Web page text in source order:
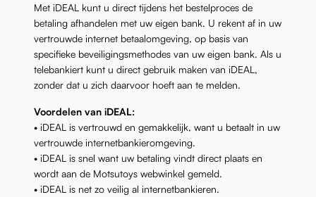
Met iDEAL kunt u direct tijdens het bestelproces de
betaling afhandelen met uw eigen bank. U rekent af in uw
vertrouwde internet betaalomgeving, op basis van
specifieke beveiligingsmethodes van uw eigen bank. Als u
telebankiert kunt u direct gebruik maken van iDEAL,
zonder dat u zich daarvoor hoeft aan te melden.
Voordelen van iDEAL:
• iDEAL is vertrouwd en gemakkelijk, want u betaalt in uw
vertrouwde internetbankieromgeving.
• iDEAL is snel want uw betaling vindt direct plaats en
wordt aan de Motsutoys webwinkel gemeld.
• iDEAL is net zo veilig al internetbankieren.